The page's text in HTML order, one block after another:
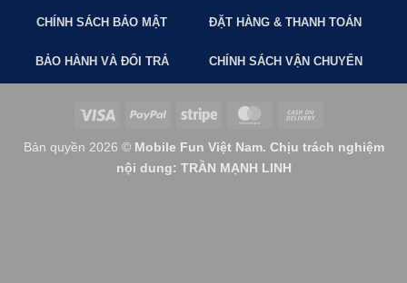
CHÍNH SÁCH BẢO MẬT ĐẶT HÀNG & THANH TOÁN
BẢO HÀNH VÀ ĐỔI TRẢ CHÍNH SÁCH VẬN CHUYỂN
Visa PayPal Stripe MasterCard
Delivery
Bản quyền 2026 © Mobile Fun Việt Nam. Chịu trách nghiệm
nội dung: TRẦN MẠNH LINH